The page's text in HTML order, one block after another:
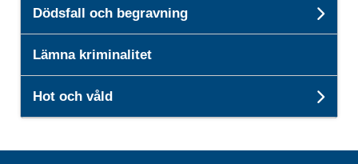
Dödsfall och begravning
Lämna kriminalitet
Hot och våld